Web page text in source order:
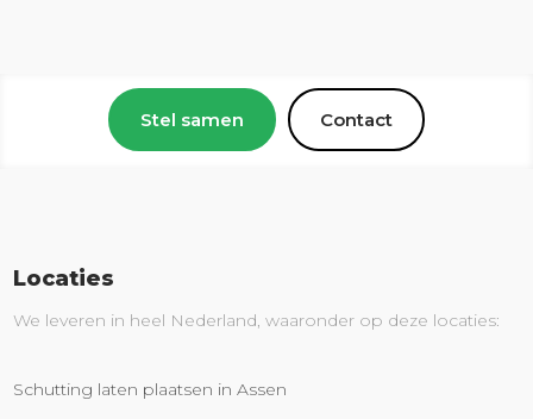
Stel samen Contact
Locaties
We leveren in heel Nederland, waaronder op deze locaties:
Schutting laten plaatsen in Assen